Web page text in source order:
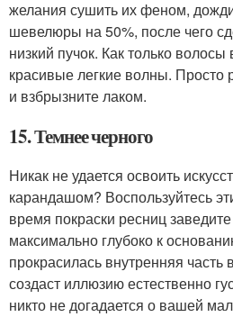
желания сушить их феном,
шевелюры на 50%, после чего
низкий пучок. Как только
красивые легкие волны. Просто
и взбрызните лаком.
15. Темнее черного
Никак не удается освоить
карандашом? Воспользуйтесь
время покраски ресниц
максимально глубоко к
прокрасилась внутренняя часть
создаст иллюзию естественно
никто не догадается о вашей